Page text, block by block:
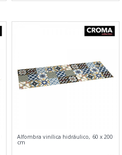
Alfombra vinílica hidráulico, 60 x 200
cm